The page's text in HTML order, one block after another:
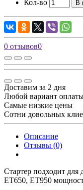
Кол-во В
0 отзывов0
Доставим за 2 дня
Любой вариант
Самые низкие цены
Сотни довольных
Описание
Отзывы (0)
Стартер подходит для
ET650, ET950